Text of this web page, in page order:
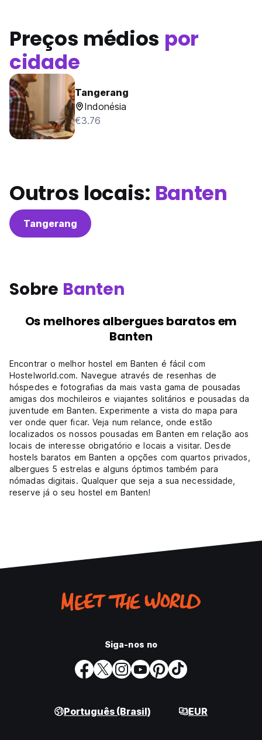
Preços médios por
cidade
Tangerang
Indonésia
€3.76
Outros locais: Banten
Tangerang
Sobre Banten
Os melhores albergues baratos em
Banten
Encontrar o melhor hostel em Banten é fácil com
Hostelworld.com. Navegue através de resenhas de
hóspedes e fotografias da mais vasta gama de pousadas
amigas dos mochileiros e viajantes solitários e pousadas da
juventude em Banten. Experimente a vista do mapa para
ver onde quer ficar. Veja num relance, onde estão
localizados os nossos pousadas em Banten em relação aos
locais de interesse obrigatório e locais a visitar. Desde
hostels baratos em Banten a opções com quartos privados,
albergues 5 estrelas e alguns óptimos também para
nómadas digitais. Qualquer que seja a sua necessidade,
reserve já o seu hostel em Banten!
Siga-nos no
Português (Brasil) EUR